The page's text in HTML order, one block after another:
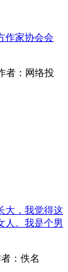
作家协会会
者： 网络投
大，我觉得这
人。我是个男
： 佚名